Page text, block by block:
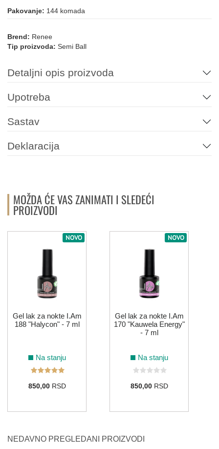
Pakovanje: 144 komada
Brend: Renee
Tip proizvoda: Semi Ball
Detaljni opis proizvoda
Upotreba
Sastav
Deklaracija
MOŽDA ĆE VAS ZANIMATI I SLEDEĆI
PROIZVODI
NOVO
Gel lak za nokte I.Am
188 "Halycon" - 7 ml
Na stanju
850,00RSD
NOVO
Gel lak za nokte I.Am
170 "Kauwela Energy"
- 7 ml
Na stanju
850,00RSD
NEDAVNO PREGLEDANI PROIZVODI